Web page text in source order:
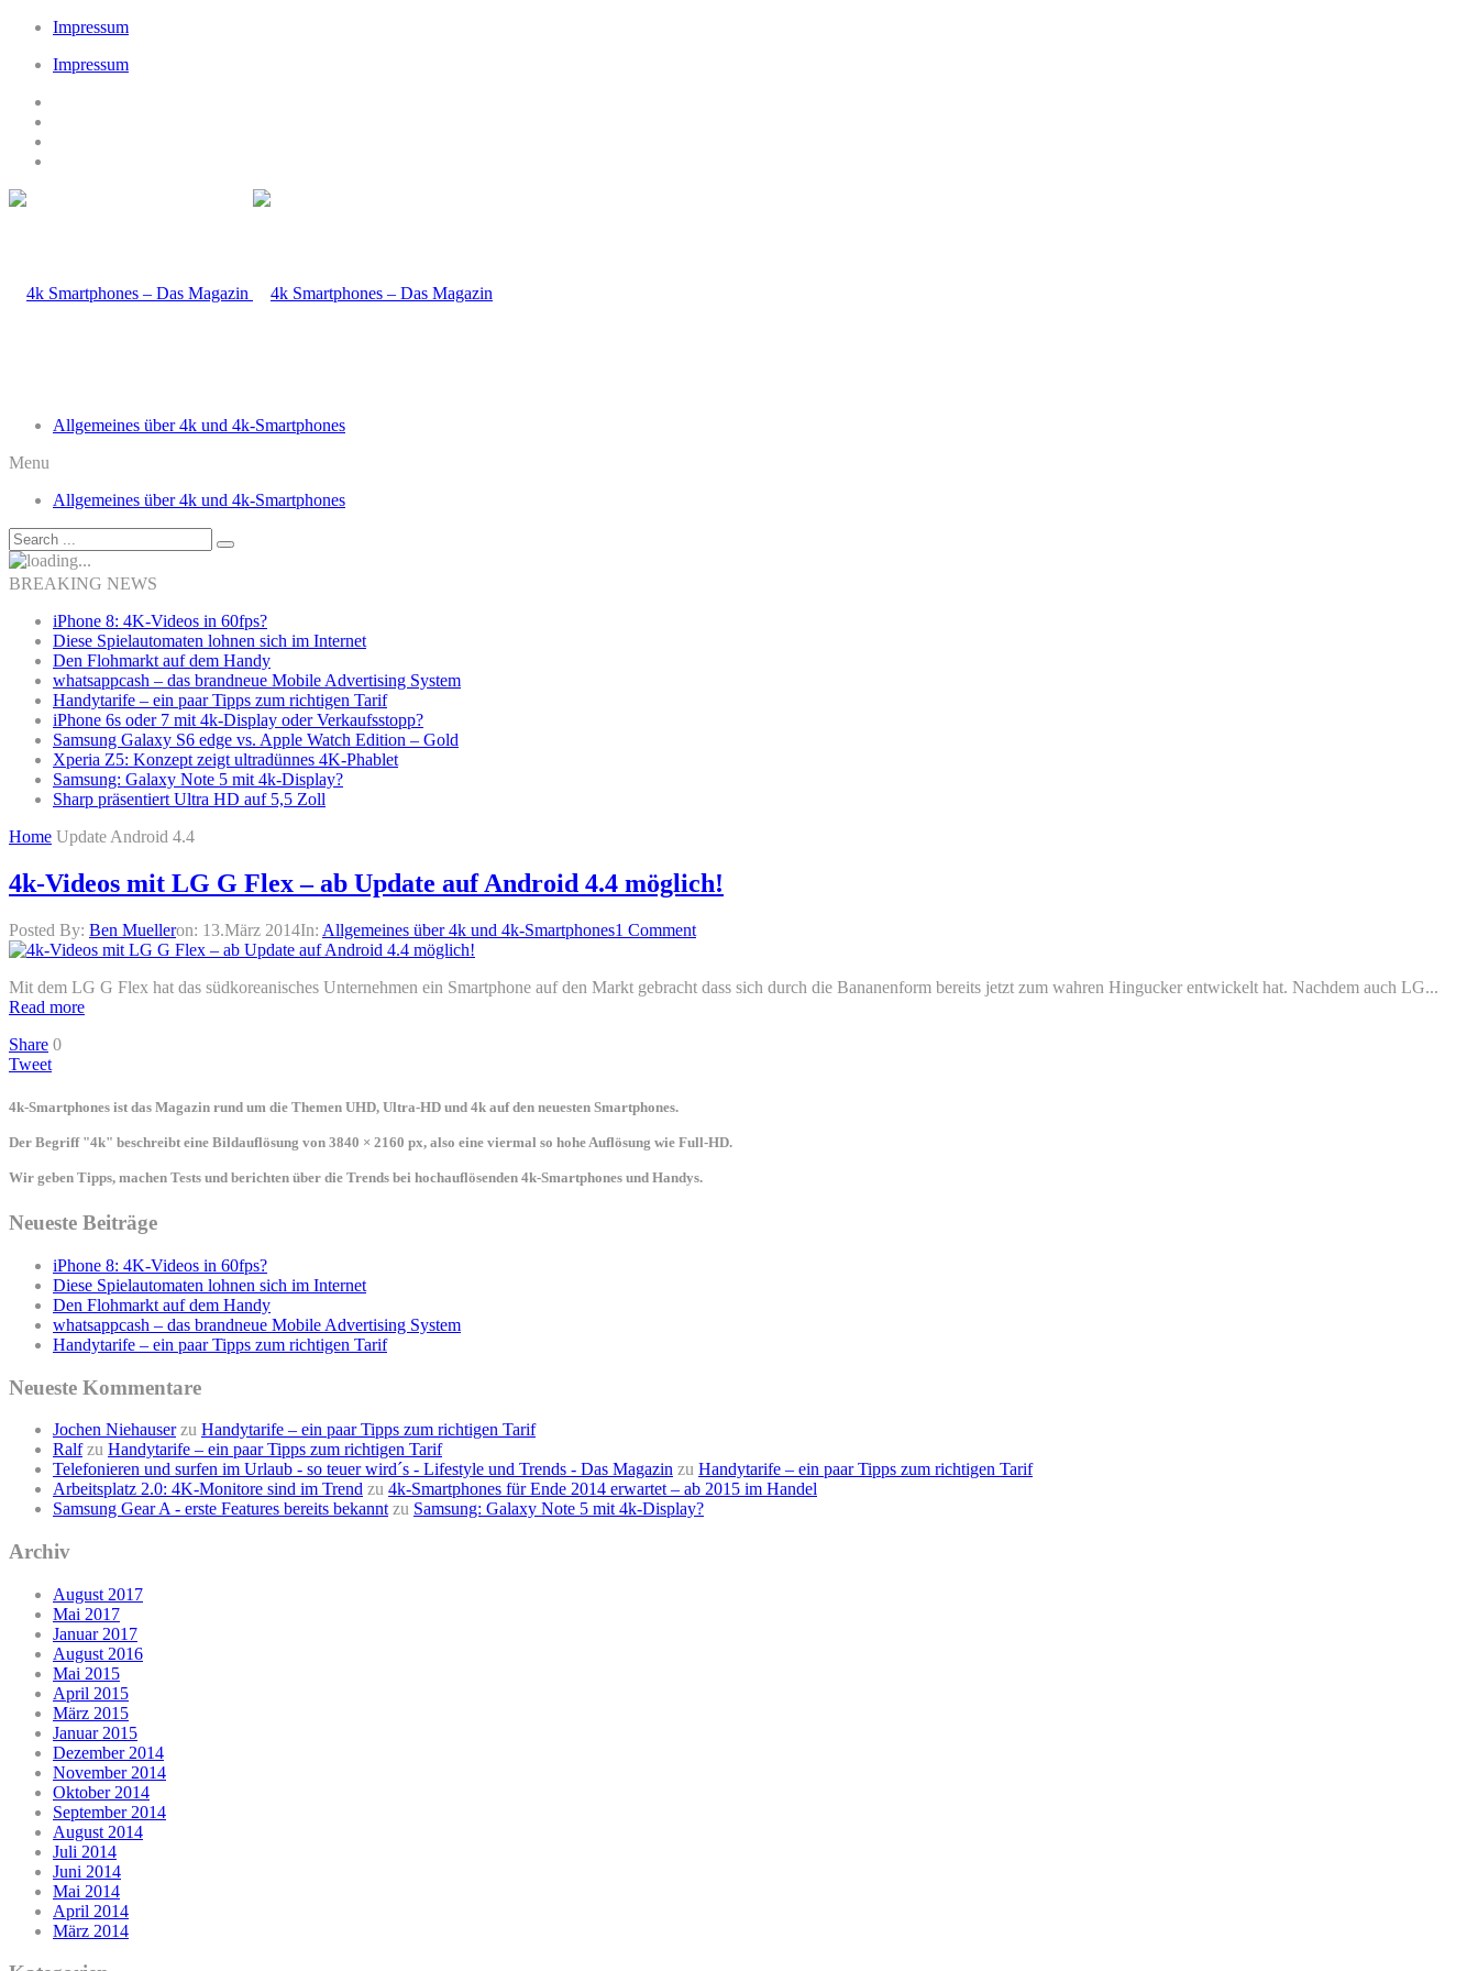
Impressum
Impressum
Allgemeines über 4k und 4k-Smartphones
Menu
Allgemeines über 4k und 4k-Smartphones
BREAKING NEWS
iPhone 8: 4K-Videos in 60fps?
Diese Spielautomaten lohnen sich im Internet
Den Flohmarkt auf dem Handy
whatsappcash – das brandneue Mobile Advertising System
Handytarife – ein paar Tipps zum richtigen Tarif
iPhone 6s oder 7 mit 4k-Display oder Verkaufsstopp?
Samsung Galaxy S6 edge vs. Apple Watch Edition – Gold
Xperia Z5: Konzept zeigt ultradünnes 4K-Phablet
Samsung: Galaxy Note 5 mit 4k-Display?
Sharp präsentiert Ultra HD auf 5,5 Zoll
Home Update Android 4.4
4k-Videos mit LG G Flex – ab Update auf Android 4.4 möglich!
Posted By: Ben Muelleron: 13.März 2014In: Allgemeines über 4k und 4k-Smartphones1 Comment
Mit dem LG G Flex hat das südkoreanisches Unternehmen ein Smartphone auf den Markt gebracht dass sich durch die Bananenform bereits jetzt zum wahren Hingucker entwickelt hat. Nachdem auch LG...
Read more
Share 0
Tweet
4k-Smartphones ist das Magazin rund um die Themen UHD, Ultra-HD und 4k auf den neuesten Smartphones.
Der Begriff "4k" beschreibt eine Bildauflösung von 3840 × 2160 px, also eine viermal so hohe Auflösung wie Full-HD.
Wir geben Tipps, machen Tests und berichten über die Trends bei hochauflösenden 4k-Smartphones und Handys.
Neueste Beiträge
iPhone 8: 4K-Videos in 60fps?
Diese Spielautomaten lohnen sich im Internet
Den Flohmarkt auf dem Handy
whatsappcash – das brandneue Mobile Advertising System
Handytarife – ein paar Tipps zum richtigen Tarif
Neueste Kommentare
Jochen Niehauserzu Handytarife – ein paar Tipps zum richtigen Tarif
Ralfzu Handytarife – ein paar Tipps zum richtigen Tarif
Telefonieren und surfen im Urlaub - so teuer wird´s - Lifestyle und Trends - Das Magazin zu Handytarife – ein paar Tipps zum richtigen Tarif
Arbeitsplatz 2.0: 4K-Monitore sind im Trend zu 4k-Smartphones für Ende 2014 erwartet – ab 2015 im Handel
Samsung Gear A - erste Features bereits bekannt zu Samsung: Galaxy Note 5 mit 4k-Display?
Archiv
August 2017
Mai 2017
Januar 2017
August 2016
Mai 2015
April 2015
März 2015
Januar 2015
Dezember 2014
November 2014
Oktober 2014
September 2014
August 2014
Juli 2014
Juni 2014
Mai 2014
April 2014
März 2014